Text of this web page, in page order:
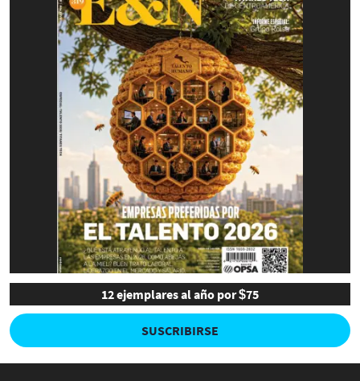
12 ejemplares al año por $75
SUSCRIBIRSE